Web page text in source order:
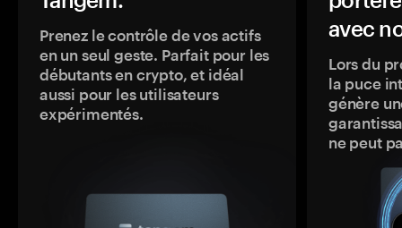
Prenez le contrôle de vos actifs
en un seul geste. Parfait pour les
débutants en crypto, et idéal
aussi pour les utilisateurs
expérimentés.
avec
Lors du
la puce
génère
ne peut